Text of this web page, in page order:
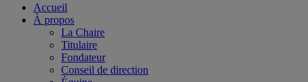
Accueil
À propos
La Chaire
Titulaire
Fondateur
Conseil de direction